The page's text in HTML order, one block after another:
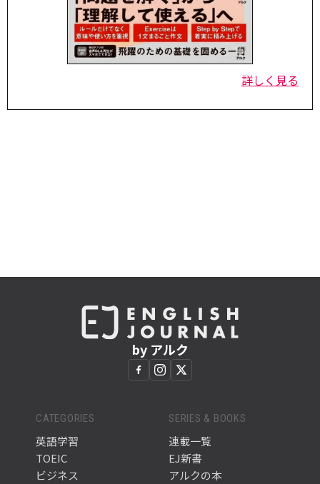
詳しく見る
by アルク
CATEGORIES
英語学習
TOEIC
ビジネス
SERIES & BOOKS
連載一覧
EJ新書
アルクの本